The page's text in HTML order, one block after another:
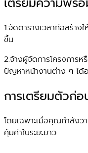
1.จัดตารางเวลาก่อสร้า
ขึ้น
2.จ้างผู้จัดการโครงการ
ปัญหาหน้างานต่าง ๆ ได้
การเตรียมตัวก่
โดยเฉพาะเมื่อคุณกำลัง
คุ้มค่าในระยะยาว